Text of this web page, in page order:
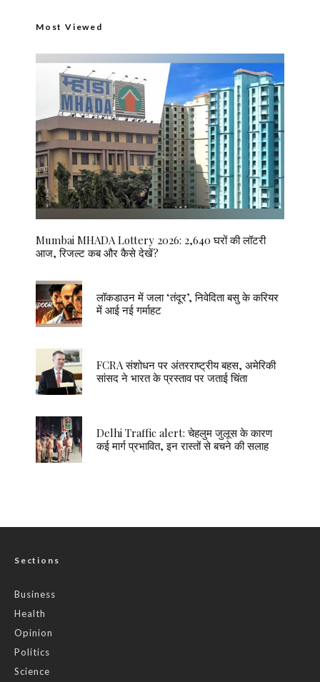
Most Viewed
Mumbai MHADA Lottery 2026: 2,640 घरों की लॉटरी
आज, रिजल्ट कब और कैसे देखें?
लॉकडाउन में जला ‘तंदूर’, निवेदिता बसु के करियर
में आई नई गर्माहट
FCRA संशोधन पर अंतरराष्ट्रीय बहस, अमेरिकी
सांसद ने भारत के प्रस्ताव पर जताई चिंता
Delhi Traffic alert: चेहलुम जुलूस के कारण
कई मार्ग प्रभावित, इन रास्तों से बचने की सलाह
Sections
Business
Health
Opinion
Politics
Science